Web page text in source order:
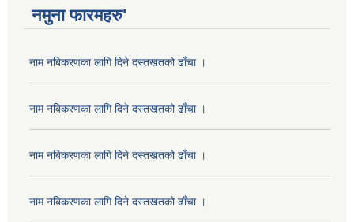
नमुना फारमहरु'
नाम नबिकरणका लागि दिने दस्तखतको ढाँचा ।
नाम नबिकरणका लागि दिने दस्तखतको ढाँचा ।
नाम नबिकरणका लागि दिने दस्तखतको ढाँचा ।
नाम नबिकरणका लागि दिने दस्तखतको ढाँचा ।